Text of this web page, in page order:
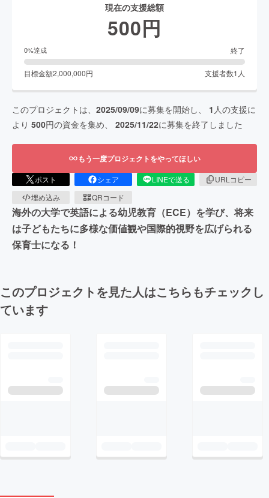
現在の支援総額
500円
0%達成 終了
目標金額2,000,000円 支援者数1 人
このプロジェクトは、 2025/09/09に募集を開始し、 1 人の支援に
より 500円の資金を集め、 2025/11/22に募集を終了しました
もう一度プロジェクトをやってほしい
ポスト シェア LINEで送る
URLコピー
埋め込み
QRコード
海外の大学で英語による幼児教育（ECE）を学び、将来
は子どもたちに多様な価値観や国際的視野を広げられる
保育士になる！
このプロジェクトを見た人はこちらもチェックし
ています